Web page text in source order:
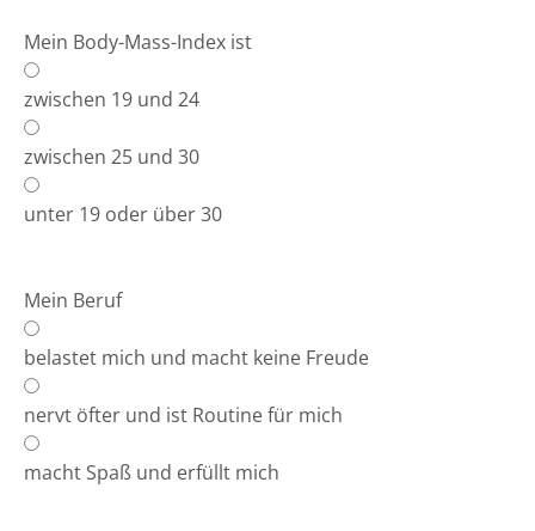
Mein Body-Mass-Index ist
zwischen 19 und 24
zwischen 25 und 30
unter 19 oder über 30
Mein Beruf
belastet mich und macht keine Freude
nervt öfter und ist Routine für mich
macht Spaß und erfüllt mich